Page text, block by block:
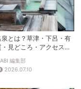
泉とは？草津・下呂・有
見どころ・アクセスを
編集部
2026.07.10